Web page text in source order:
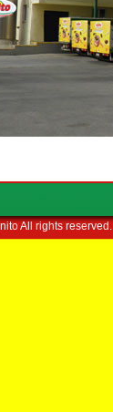
All rights reserved.